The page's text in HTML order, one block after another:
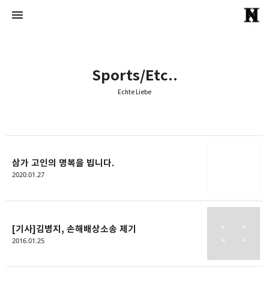
Sports/Etc..
Echte Liebe
삼가 고인의 명복을 빕니다.
2020.01.27
[기사]김병지, 손해배상소송 제기
2016.01.25
Echte Liebe